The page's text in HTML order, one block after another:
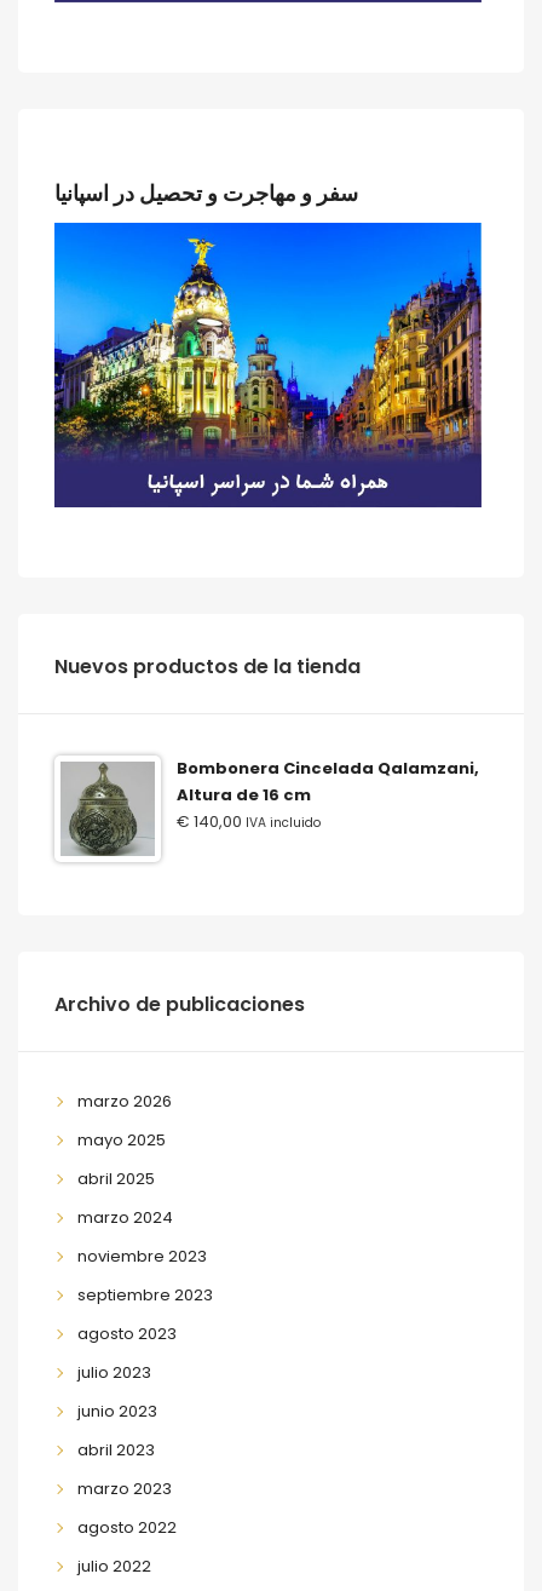
سفر و مهاجرت و تحصیل در اسپانیا
‫‪Nuevos‬‬ ‫‪productos‬‬ ‫‪de‬‬ ‫‪la‬‬ ‫‪tienda‬‬
Bombonera Cincelada Qalamzani,
Altura de 16 cm
€ 140,00 IVA incluido
Archivo de publicaciones
marzo 2026
mayo 2025
abril 2025
marzo 2024
noviembre 2023
septiembre 2023
agosto 2023
julio 2023
junio 2023
abril 2023
marzo 2023
agosto 2022
julio 2022